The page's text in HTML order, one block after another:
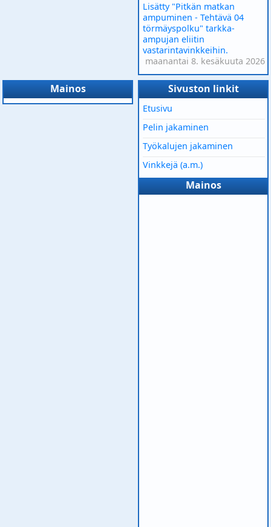
Lisätty "Pitkän matkan
ampuminen - Tehtävä 04
törmäyspolku" tarkka-
ampujan eliitin
vastarintavinkkeihin.
maanantai 8. kesäkuuta 2026
Mainos Sivuston linkit
Etusivu
Pelin jakaminen
Työkalujen jakaminen
Vinkkejä (a.m.)
Mainos